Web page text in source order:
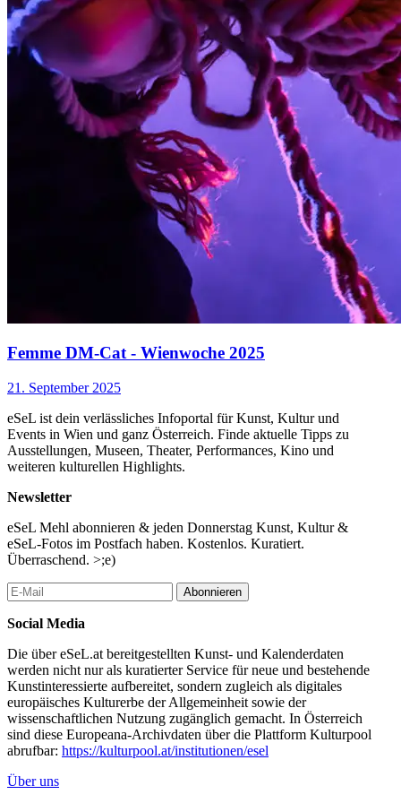
Femme DM-Cat - Wienwoche 2025
21. September 2025
eSeL ist dein verlässliches Infoportal für Kunst, Kultur und
Events in Wien und ganz Österreich. Finde aktuelle Tipps zu
Ausstellungen, Museen, Theater, Performances, Kino und
weiteren kulturellen Highlights.
Newsletter
eSeL Mehl abonnieren & jeden Donnerstag Kunst, Kultur &
eSeL-Fotos im Postfach haben. Kostenlos. Kuratiert.
Überraschend. >;e)
Abonnieren
Social Media
Die über eSeL.at bereitgestellten Kunst- und Kalenderdaten
werden nicht nur als kuratierter Service für neue und bestehende
Kunstinteressierte aufbereitet, sondern zugleich als digitales
europäisches Kulturerbe der Allgemeinheit sowie der
wissenschaftlichen Nutzung zugänglich gemacht. In Österreich
sind diese Europeana-Archivdaten über die Plattform Kulturpool
abrufbar: https://kulturpool.at/institutionen/esel
Über uns